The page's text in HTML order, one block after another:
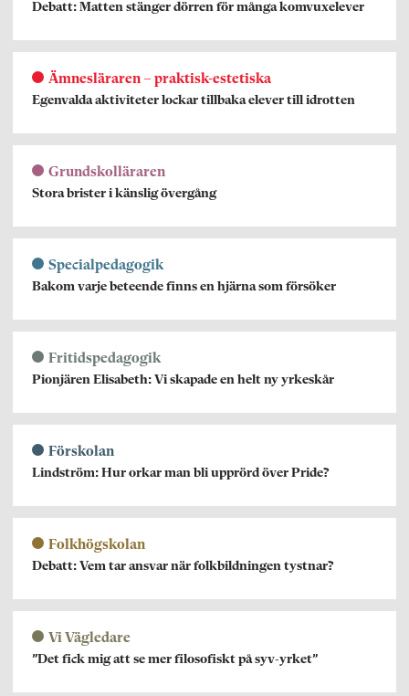
Debatt: Matten stänger dörren för många komvuxelever
Ämnesläraren – praktisk-estetiska
Egenvalda aktiviteter lockar tillbaka elever till idrotten
Grundskolläraren
Stora brister i känslig övergång
Specialpedagogik
Bakom varje beteende finns en hjärna som försöker
Fritidspedagogik
Pionjären Elisabeth: Vi skapade en helt ny yrkeskår
Förskolan
Lindström: Hur orkar man bli upprörd över Pride?
Folkhögskolan
Debatt: Vem tar ansvar när folkbildningen tystnar?
Vi Vägledare
”Det fick mig att se mer filosofiskt på syv-yrket”